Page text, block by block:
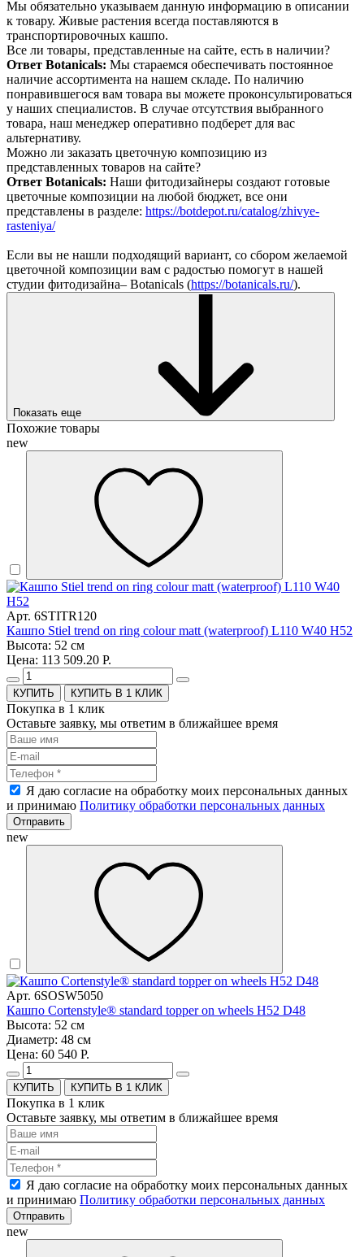
Мы обязательно указываем данную информацию в описании
к товару. Живые растения всегда поставляются в
транспортировочных кашпо.
Все ли товары, представленные на сайте, есть в наличии?
Ответ Botanicals: Мы стараемся обеспечивать постоянное
наличие ассортимента на нашем складе. По наличию
понравившегося вам товара вы можете проконсультироваться
у наших специалистов. В случае отсутствия выбранного
товара, наш менеджер оперативно подберет для вас
альтернативу.
Можно ли заказать цветочную композицию из
представленных товаров на сайте?
Ответ Botanicals: Наши фитодизайнеры создают готовые
цветочные композиции на любой бюджет, все они
представлены в разделе: https://botdepot.ru/catalog/zhivye-
rasteniya/
Если вы не нашли подходящий вариант, со сбором желаемой
цветочной композиции вам с радостью помогут в нашей
студии фитодизайна– Botanicals (https://botanicals.ru/).
Показать еще
Похожие товары
new
Арт. 6STITR120
Кашпо Stiel trend on ring colour matt (waterproof) L110 W40 H52
Высота: 52 см
Цена: 113 509.20 Р.
КУПИТЬ В 1 КЛИК
Покупка в 1 клик
Оставьте заявку, мы ответим в ближайшее время
Я даю согласие на обработку моих персональных данных
и принимаю Политику обработки персональных данных
Отправить
new
Арт. 6SOSW5050
Кашпо Cortenstyle® standard topper on wheels H52 D48
Высота: 52 см
Диаметр: 48 см
Цена: 60 540 Р.
КУПИТЬ В 1 КЛИК
Покупка в 1 клик
Оставьте заявку, мы ответим в ближайшее время
Я даю согласие на обработку моих персональных данных
и принимаю Политику обработки персональных данных
Отправить
new